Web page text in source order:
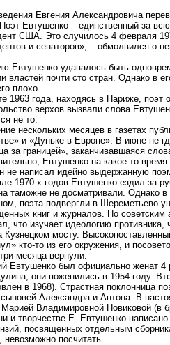
Евгения Александровича
Евтушенко – единственный за
США. Это случилось 4 февраля
и сенаторов», – обмолвился о
Евтушенко удавалось быть
властей почти сто стран. Однако в
плохо.
1963 года, находясь в Париже,
верхов вызвали слова
не то.
нескольких месяцев в газетах
и «Дуньке в Европе». В июне не
за границей», заканчивавшаяся
Евтушенко на какое-то
не написал идейно выдержанную
1970-х годов Евтушенко ездил за
таможне не досматривали. Однако
поэта подвергли в Шереметьево
книг и журналов. По советским
что изучает идеологию
Кузнецком мосту.
кто-то из его окружения, и
месяца вернули.
Евтушенко был официально женат 4
они поженились в 1954 году.
в 1968). Страстная поклонница
Александра и Антона. В
Владимировной Новиковой (в
и творчестве Е. Евтушенко написано
посвященных отдельным
невозможно посчитать.